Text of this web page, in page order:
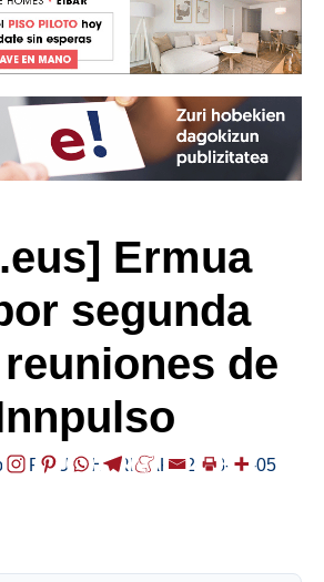
Ermua
segunda
de
/ERMUA, HERRIAK/2018-02-05